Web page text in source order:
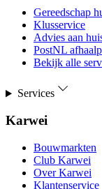
Gereedschap
Klusservice
Advies aan
PostNL
Bekijk alle
Services
Karwei
Bouwmarkten
Club Karwei
Over Karwei
Klantenservice